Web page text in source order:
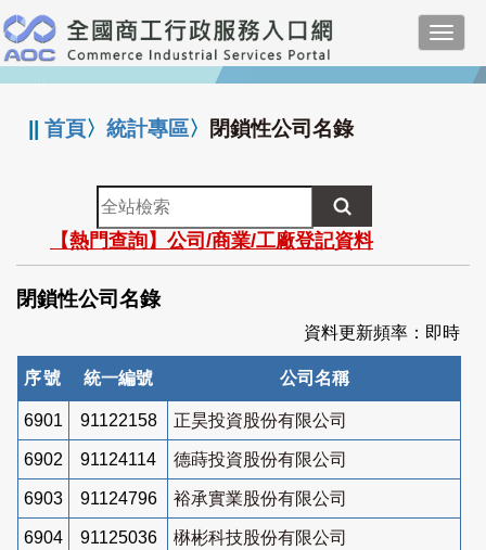
跳
到
主
要
:::
||首頁〉統計專區〉 閉鎖性公司名錄
全
站
檢
索
【熱門查詢】公司/商業/工廠登記資料
閉鎖性公司名錄
資料更新頻率：即時
序號 統一編號 公司名稱
6901 91122158 正昊投資股份有限公司
6902 91124114 德蒔投資股份有限公司
6903 91124796 裕承實業股份有限公司
6904 91125036 楙彬科技股份有限公司